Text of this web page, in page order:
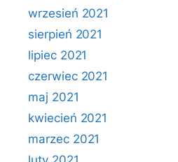
wrzesień 2021
sierpień 2021
lipiec 2021
czerwiec 2021
maj 2021
kwiecień 2021
marzec 2021